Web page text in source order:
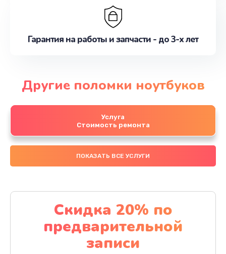
Гарантия на работы и запчасти - до 3-х лет
Другие поломки ноутбуков
Услуга
Стоимость ремонта
ПОКАЗАТЬ ВСЕ УСЛУГИ
Скидка 20% по
предварительной
записи